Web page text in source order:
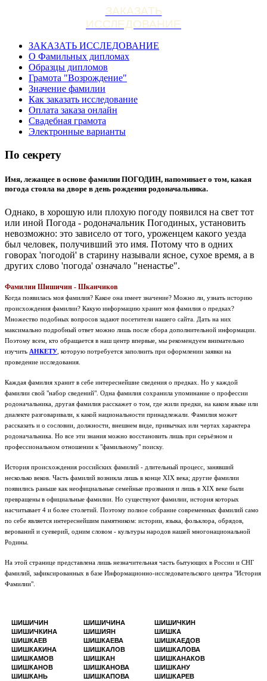
ЗАКАЗАТЬ
ИССЛЕДОВАНИЕ
ЗАКАЗАТЬ ИССЛЕДОВАНИЕ
О Фамильных дипломах
Образцы дипломов
Грамота "Возрождение"
Значение фамилии
Как заказать исследование
Оплата заказа онлайн
Свадебная грамота
Электронные варианты
По секрету
Имя, лежащее в основе фамилии ПОГОДИН, напоминает о том, какая
погода стояла на дворе в день рождения родоначальника.
Однако, в хорошую или плохую погоду появился на свет тот
или иной Погода - родоначальник Погодиных, установить
невозможно: это зависело от того, уроженцем какого уезда
был человек, получивший это имя. Потому что в одних
говорах 'погодой' в старину называли ясное, сухое время, а в
других слово 'погода' означало "ненастье".
Фамилии Шишичин - Шканчиков
Когда появилась моя фамилия? Какое она имеет значение? Можно ли, узнать историю
происхождения фамилии? Какую информацию хранит моя фамилия о предках?
Множество подобных вопросов задают посетители нашего сайта. Дать на них
максимально подробный ответ можно лишь после сбора дополнительной информации.
Поэтому всем, кто обращается в наш центр впервые, мы рекомендуем внимательно
изучить АНКЕТУ , которую потребуется заполнить при оформлении заявки на
проведение исследования.
Каждая фамилия хранит в себе интереснейшие сведения о предках. Но у каждой
фамилии свой "набор сведений". Одна фамилия сохранила упоминание о профессии
родоначальника, другая фамилия расскажет о том, где жили предки, на каком языке или
диалекте разговаривали, к какой национальности принадлежали. Фамилия может
рассказать и о сословии, должности, внешнем виде, привычках или чертах характера
родоначальника. Но все эти знания можно восстановить лишь при серьёзном и
профессиональном отношении к "фамильному" поиску.
История происхождения российских фамилий - длительный процесс, занявший
несколько веков. Часть фамилий возникла лишь в конце XIX века; другие фамилии
появились раньше как неофициальные семейные прозвания и лишь в XIX веке были
превращены в официальные фамилии. Но существуют фамилии, история которых
насчитывает 4 и более столетий. Поэтому полное собрание современных фамилий само
по себе является интереснейшим памятником: истории, языка, фольклора, обрядов,
верований и суеверий, одним словом - культуры народов нашей многонациональной
Родины.
На этой странице представлена лишь незначительная часть бытующих в России и СНГ
фамилий, зафиксированных в базе Информационно-исследовательского центра "История
Фамилии".
ШИШИЧИН ШИШИЧИНА
ШИШИЧКИН
ШИШИЧКИНА
ШИШИЯН
ШИШКА
ШИШКАЕВ
ШИШКАЕВА
ШИШКАЕДОВ
ШИШКАКИНА
ШИШКАЛОВ
ШИШКАЛОВА
ШИШКАМОВ
ШИШКАН
ШИШКАНАКОВ
ШИШКАНОВ
ШИШКАНОВА
ШИШКАНУ
ШИШКАНЬ
ШИШКАПОВА
ШИШКАРЕВ